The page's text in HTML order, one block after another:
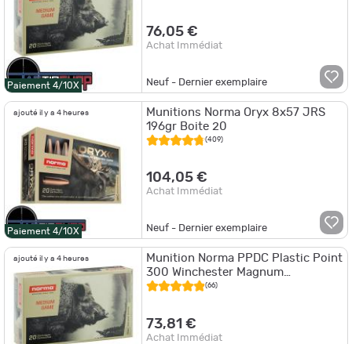
Paiement 4/10X
76,05 €
Achat Immédiat
Neuf - Dernier exemplaire
ajouté il y a 4 heures
Paiement 4/10X
Munitions Norma Oryx 8x57 JRS
196gr Boite 20
(409)
104,05 €
Achat Immédiat
Neuf - Dernier exemplaire
ajouté il y a 4 heures
Munition Norma PPDC Plastic Point
300 Winchester Magnum
11.7g/180gr boite de 20
(66)
73,81 €
Achat Immédiat